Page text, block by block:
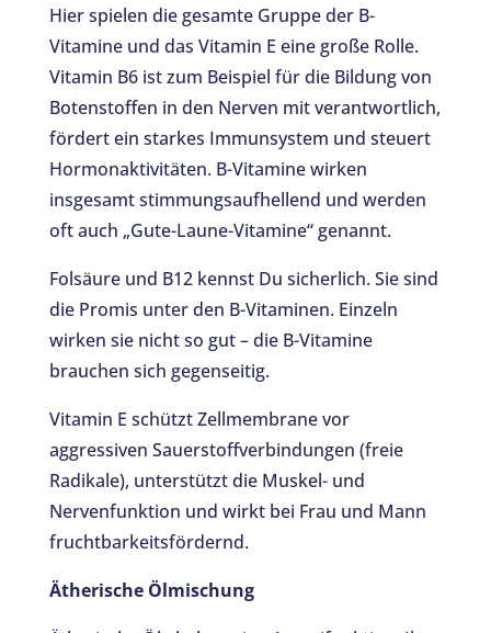
Hier spielen die gesamte Gruppe der B-
Vitamine und das Vitamin E eine große Rolle.
Vitamin B6 ist zum Beispiel für die Bildung von
Botenstoffen in den Nerven mit verantwortlich,
fördert ein starkes Immunsystem und steuert
Hormonaktivitäten. B-Vitamine wirken
insgesamt stimmungsaufhellend und werden
oft auch „Gute-Laune-Vitamine“ genannt.
Folsäure und B12 kennst Du sicherlich. Sie sind
die Promis unter den B-Vitaminen. Einzeln
wirken sie nicht so gut – die B-Vitamine
brauchen sich gegenseitig.
Vitamin E schützt Zellmembrane vor
aggressiven Sauerstoffverbindungen (freie
Radikale), unterstützt die Muskel- und
Nervenfunktion und wirkt bei Frau und Mann
fruchtbarkeitsfördernd.
Ätherische Ölmischung